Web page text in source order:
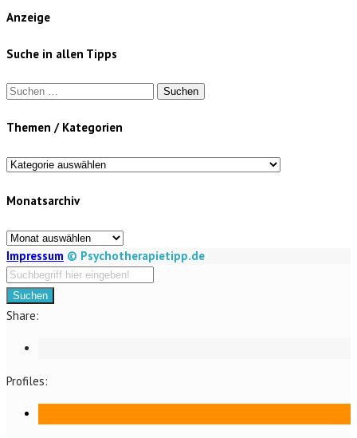
Anzeige
Suche in allen Tipps
Suchen
Themen / Kategorien
Themen
Kategorien
Monatsarchiv
Monatsarchiv
Impressum © Psychotherapietipp.de
Suchen
Share:
Profiles: